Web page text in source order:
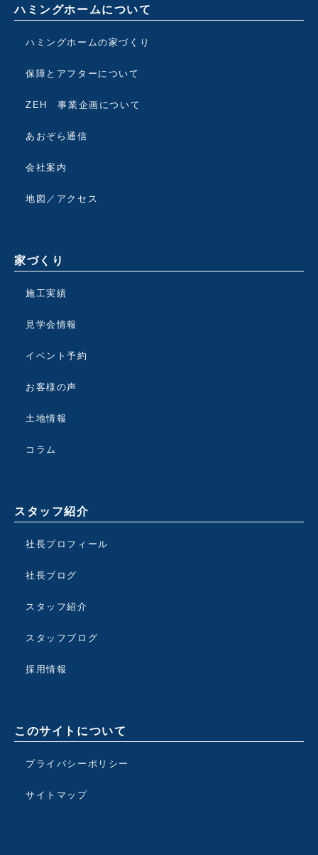
ハミングホームについて
ハミングホームの家づくり
保障とアフターについて
ZEH 事業企画について
あおぞら通信
会社案内
地図／アクセス
家づくり
施工実績
見学会情報
イベント予約
お客様の声
土地情報
コラム
スタッフ紹介
社長プロフィール
社長ブログ
スタッフ紹介
スタッフブログ
採用情報
このサイトについて
プライバシーポリシー
サイトマップ